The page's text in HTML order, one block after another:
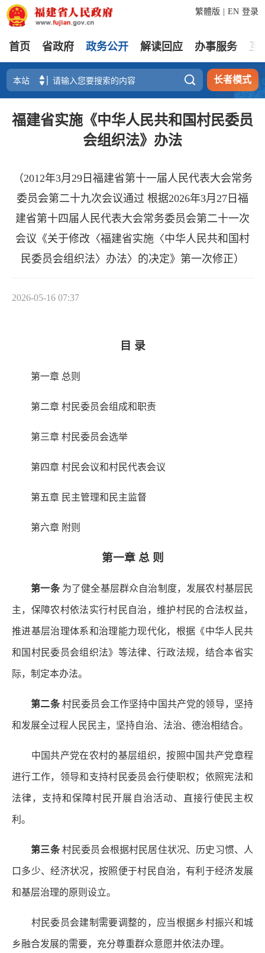
登录
繁體版 EN
首页 省政府 政务公开 解读回应 办事服务 互
 长者模式
福建省实施《中华人民共和国村民委员
会组织法》办法
（2012年3月29日福建省第十一届人民代表大会常务
委员会第二十九次会议通过 根据2026年3月27日福
建省第十四届人民代表大会常务委员会第二十一次
会议《关于修改〈福建省实施〈中华人民共和国村
民委员会组织法〉办法〉的决定》第一次修正）
2026-05-16 07:37
目 录
第一章 总则
第二章 村民委员会组成和职责
第三章 村民委员会选举
第四章 村民会议和村民代表会议
第五章 民主管理和民主监督
第六章 附则
第一章 总 则
第一条为了健全基层群众自治制度，发展农村基层民
主，保障农村依法实行村民自治，维护村民的合法权益，
推进基层治理体系和治理能力现代化，根据《中华人民共
和国村民委员会组织法》等法律、行政法规，结合本省实
际，制定本办法。
第二条村民委员会工作坚持中国共产党的领导，坚持
和发展全过程人民民主，坚持自治、法治、德治相结合。
中国共产党在农村的基层组织，按照中国共产党章程
进行工作，领导和支持村民委员会行使职权；依照宪法和
法律，支持和保障村民开展自治活动、直接行使民主权
利。
第三条村民委员会根据村民居住状况、历史习惯、人
口多少、经济状况，按照便于村民自治，有利于经济发展
和基层治理的原则设立。
村民委员会建制需要调整的，应当根据乡村振兴和城
乡融合发展的需要，充分尊重群众意愿并依法办理。